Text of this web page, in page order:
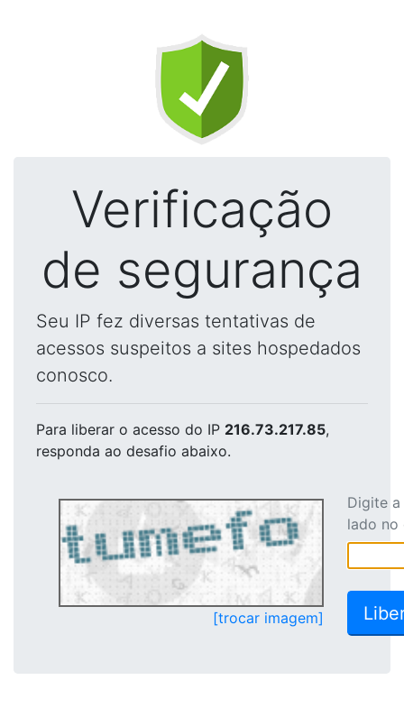
Verificação
de segurança
Seu IP fez diversas tentativas de
acessos suspeitos a sites hospedados
conosco.
Para liberar o acesso do IP 216.73.217.85,
responda ao desafio abaixo.
[trocar imagem]
Digite
lado no